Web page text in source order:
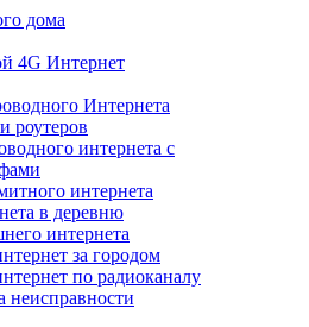
дома
4G Интернет
Интернета
роутеров
интернета с
интернета
в деревню
интернета
за городом
по радиоканалу
неисправности